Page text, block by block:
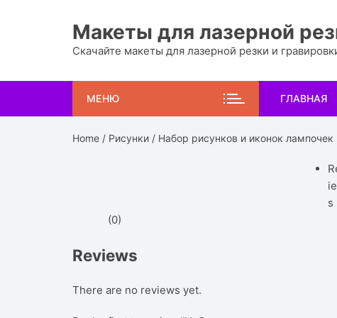
Макеты для лазерной
Скачайте макеты для лазерной резки и
МЕНЮ ГЛАВНАЯ
Home / Рисунки / Набор рисунков и иконок лампочек
s
(0)
Reviews
There are no reviews yet.